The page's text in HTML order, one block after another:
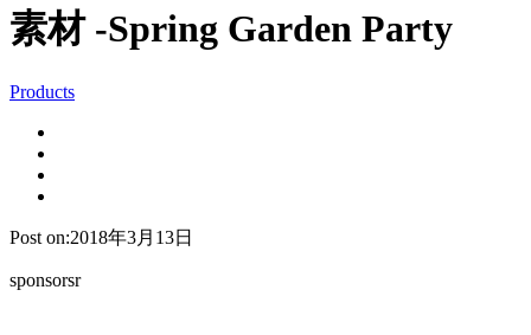
素材 -Spring Garden Party
Products
Post on:2018年3月13日
sponsorsr